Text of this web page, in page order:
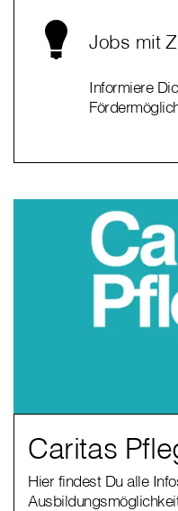
Jobs mit
Informiere
Caritas
Hier findest Du alle